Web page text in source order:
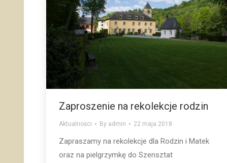
Zaproszenie na rekolekcje rodzin
Aktualności By admin 22 maja 2018
Zapraszamy na rekolekcje dla Rodzin i Matek
oraz na pielgrzymkę do Szensztat